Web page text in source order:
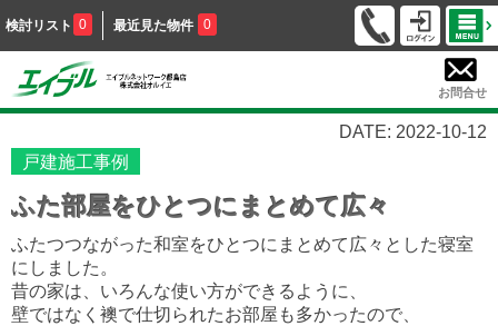
検討リスト 0 最近見た物件 0
お問合せ
DATE: 2022-10-12
戸建施工事例
ふた部屋をひとつにまとめて広々
ふたつつながった和室をひとつにまとめて広々とした寝室
にしました。
昔の家は、いろんな使い方ができるように、
壁ではなく襖で仕切られたお部屋も多かったので、